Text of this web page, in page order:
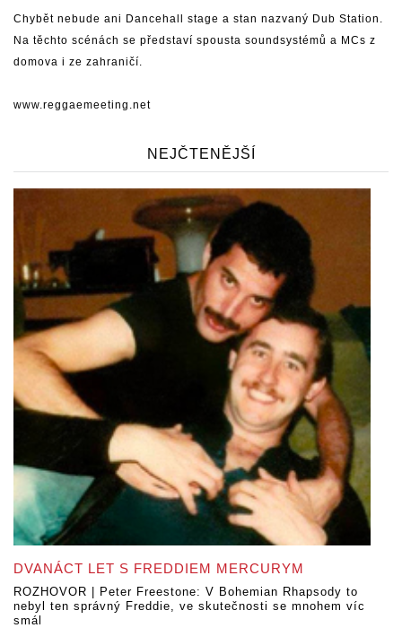
Chybět nebude ani Dancehall stage a stan nazvaný Dub Station.
Na těchto scénách se představí spousta soundsystémů a MCs z
domova i ze zahraničí.
www.reggaemeeting.net
NEJČTENĚJŠÍ
DVANÁCT LET S FREDDIEM MERCURYM
ROZHOVOR | Peter Freestone: V Bohemian Rhapsody to
nebyl ten správný Freddie, ve skutečnosti se mnohem víc
smál